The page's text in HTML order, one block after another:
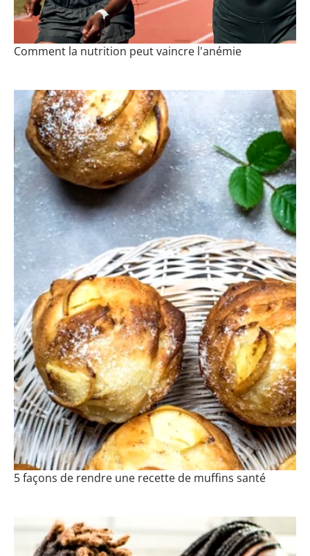
Comment la nutrition peut vaincre l'anémie
5 façons de rendre une recette de muffins santé